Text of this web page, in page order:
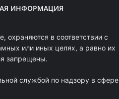
ИНФОРМАЦИЯ
охраняются в соответствии с
или иных целях, а равно их
запрещены.
службой по надзору в сфере